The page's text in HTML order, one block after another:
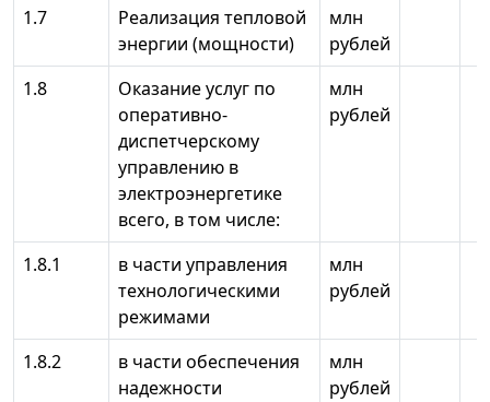
1.7
Реализация тепловой
энергии (мощности)
млн
рублей
1.8
Оказание услуг по
оперативно-
диспетчерскому
управлению в
электроэнергетике
всего, в том числе:
млн
рублей
1.8.1
в части управления
технологическими
режимами
млн
рублей
1.8.2
в части обеспечения
надежности
млн
рублей